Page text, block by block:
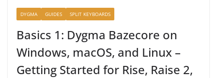
DYGMA GUIDES SPLIT KEYBOARDS
Basics 1: Dygma Bazecore on
Windows, macOS, and Linux –
Getting Started for Rise, Raise 2,